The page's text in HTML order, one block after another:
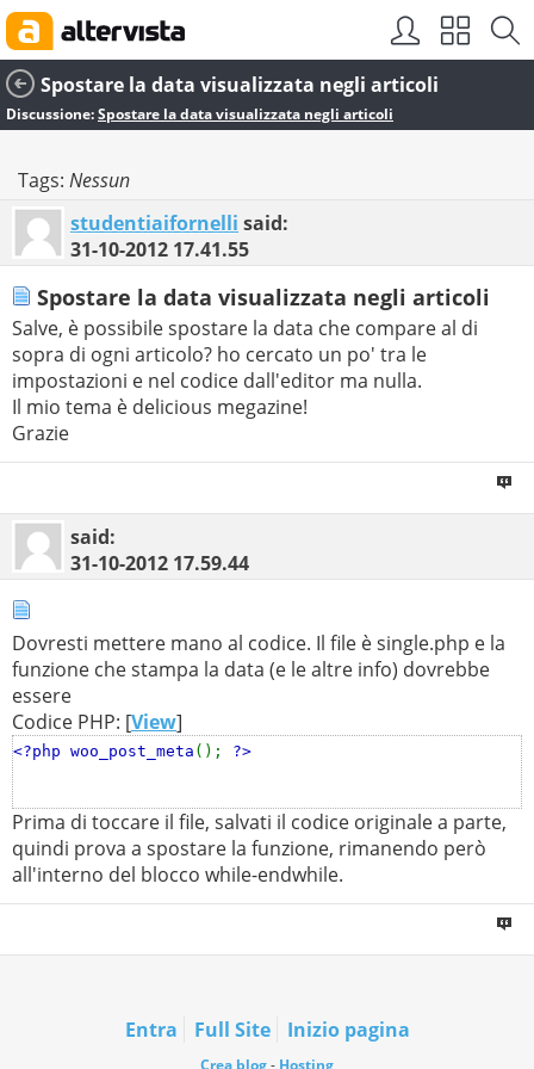
Spostare la data visualizzata negli articoli
Discussione:Spostare la data visualizzata negli articoli
Tags: Nessun
studentiaifornelli said:
31-10-2012 17.41.55
Spostare la data visualizzata negli articoli
Salve, è possibile spostare la data che compare al di
sopra di ogni articolo? ho cercato un po' tra le
impostazioni e nel codice dall'editor ma nulla.
Il mio tema è delicious megazine!
Grazie
said:
31-10-2012 17.59.44
Dovresti mettere mano al codice. Il file è single.php e la
funzione che stampa la data (e le altre info) dovrebbe
essere
Codice PHP: [View]
<?php woo_post_meta (); ?>
Prima di toccare il file, salvati il codice originale a parte,
quindi prova a spostare la funzione, rimanendo però
all'interno del blocco while-endwhile.
Entra Full Site Inizio pagina
Crea blog- Hosting